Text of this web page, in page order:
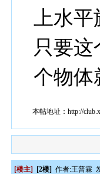
上水
只要
个物体
本帖地址：http://
[楼主] [2楼] 作者:王普霖